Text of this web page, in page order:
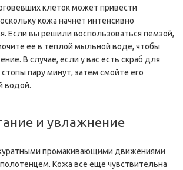
клеток может привести
кожа начнет интенсивно
Если вы решили воспользоваться пемзой,
ее в теплой мыльной воде, чтобы
В случае, если у вас есть скраб для
пару минут, затем смойте его
водой.
и увлажнение
промакивающими движениями
Кожа все еще чувствительна